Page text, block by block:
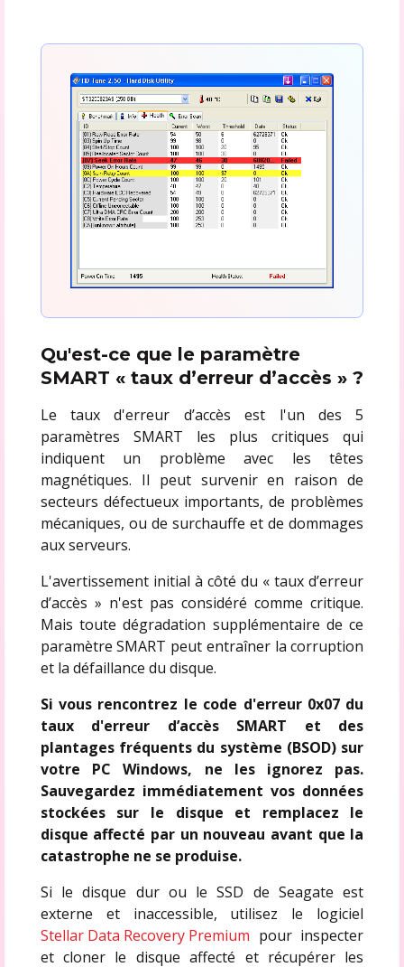
Qu'est-ce que le paramètre
SMART « taux d’erreur d’accès » ?
Le taux d'erreur d’accès est l'un des 5
paramètres SMART les plus critiques qui
indiquent un problème avec les têtes
magnétiques. Il peut survenir en raison de
secteurs défectueux importants, de problèmes
mécaniques, ou de surchauffe et de dommages
aux serveurs.
L'avertissement initial à côté du « taux d’erreur
d’accès » n'est pas considéré comme critique.
Mais toute dégradation supplémentaire de ce
paramètre SMART peut entraîner la corruption
et la défaillance du disque.
Si vous rencontrez le code d'erreur 0x07 du
taux d'erreur d’accès SMART et des
plantages fréquents du système (BSOD) sur
votre PC Windows, ne les ignorez pas.
Sauvegardez immédiatement vos données
stockées sur le disque et remplacez le
disque affecté par un nouveau avant que la
catastrophe ne se produise.
Si le disque dur ou le SSD de Seagate est
externe et inaccessible, utilisez le logiciel
Stellar Data Recovery Premium pour inspecter
et cloner le disque affecté et récupérer les